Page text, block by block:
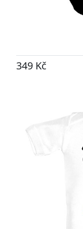
349 Kč